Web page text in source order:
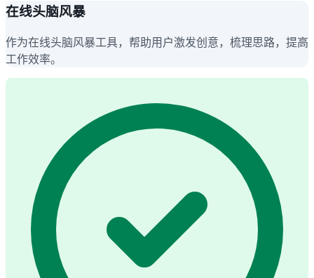
在线头脑风暴
作为在线头脑风暴工具，帮助用户激发创意，梳理思路，提高
工作效率。